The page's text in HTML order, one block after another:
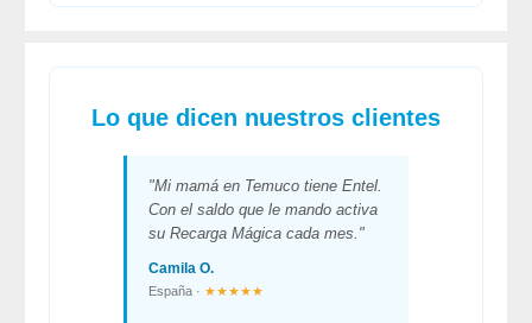
Lo que dicen nuestros clientes
"Mi mamá en Temuco tiene Entel.
Con el saldo que le mando activa
su Recarga Mágica cada mes."
Camila O.
España · ★★★★★